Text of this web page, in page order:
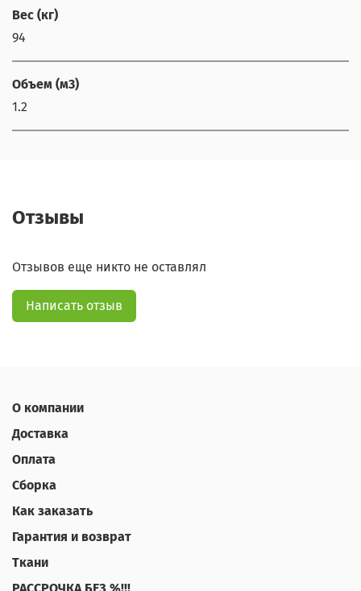
Вес (кг)
94
Объем (м3)
1.2
Отзывы
Отзывов еще никто не оставлял
Написать отзыв
О компании
Доставка
Оплата
Сборка
Как заказать
Гарантия и возврат
Ткани
РАССРОЧКА БЕЗ %!!!